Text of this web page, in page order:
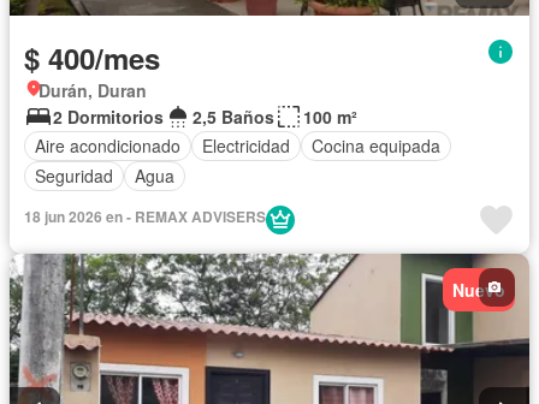
$ 400/mes
Durán, Duran
2 Dormitorios
2,5 Baños
100 m²
Aire acondicionado
Electricidad
Cocina equipada
Seguridad
Agua
18 jun 2026 en - REMAX ADVISERS
Nuevo